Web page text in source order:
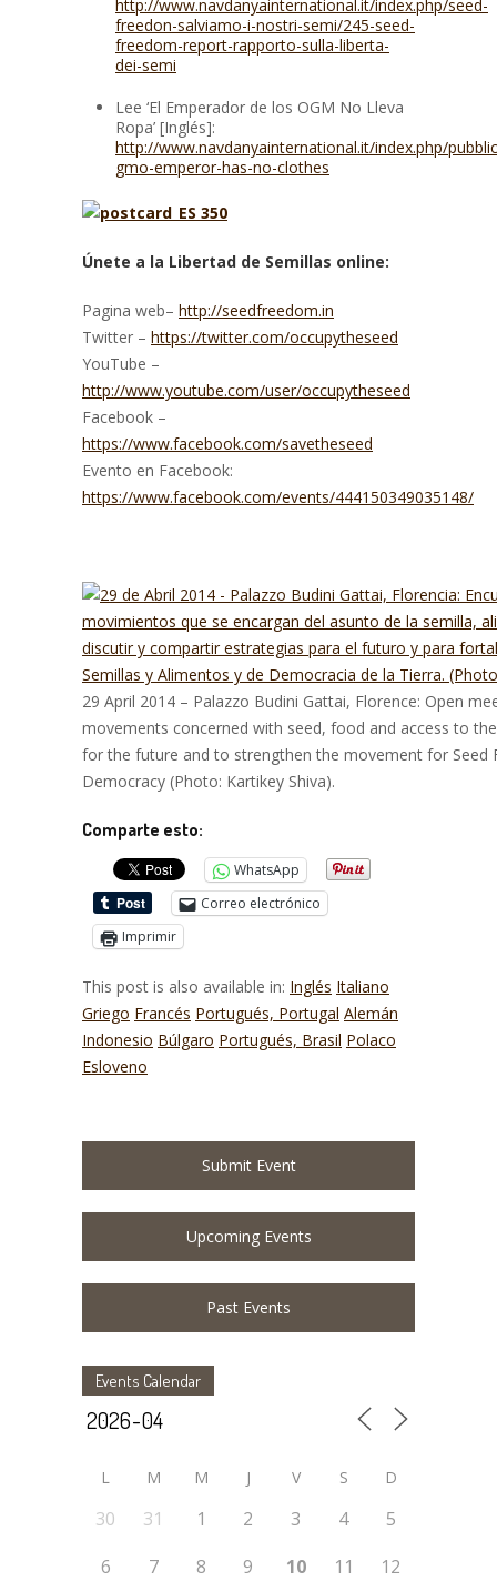
http://www.navdanyainternational.it/index.php/seed-
freedon-salviamo-i-nostri-semi/245-seed-
freedom-report-rapporto-sulla-liberta-
dei-semi
Lee ‘El Emperador de los OGM No Lleva
Ropa’ [Inglés]:
http://www.navdanyainternational.it/index.php/
gmo-emperor-has-no-clothes
Únete a la Libertad de Semillas online:
Pagina web– http://seedfreedom.in
Twitter – https://twitter.com/occupytheseed
YouTube –
http://www.youtube.com/user/occupytheseed
Facebook –
https://www.facebook.com/savetheseed
Evento en Facebook:
https://www.facebook.com/events/444150349035148/
29 April 2014 – Palazzo Budini Gattai, Florence: Open
movements concerned with seed, food and access to
for the future and to strengthen the movement for Seed
Democracy (Photo: Kartikey Shiva).
Comparte esto:
WhatsApp
Correo electrónico
Imprimir
This post is also available in: Inglés Italiano
Griego Francés Portugués, Portugal Alemán
Indonesio Búlgaro Portugués, Brasil Polaco
Esloveno
Submit Event
Upcoming Events
Past Events
Events Calendar
L M M J V S D
30 31 1 2 3 4
5
6
7 8 9 10 11
12